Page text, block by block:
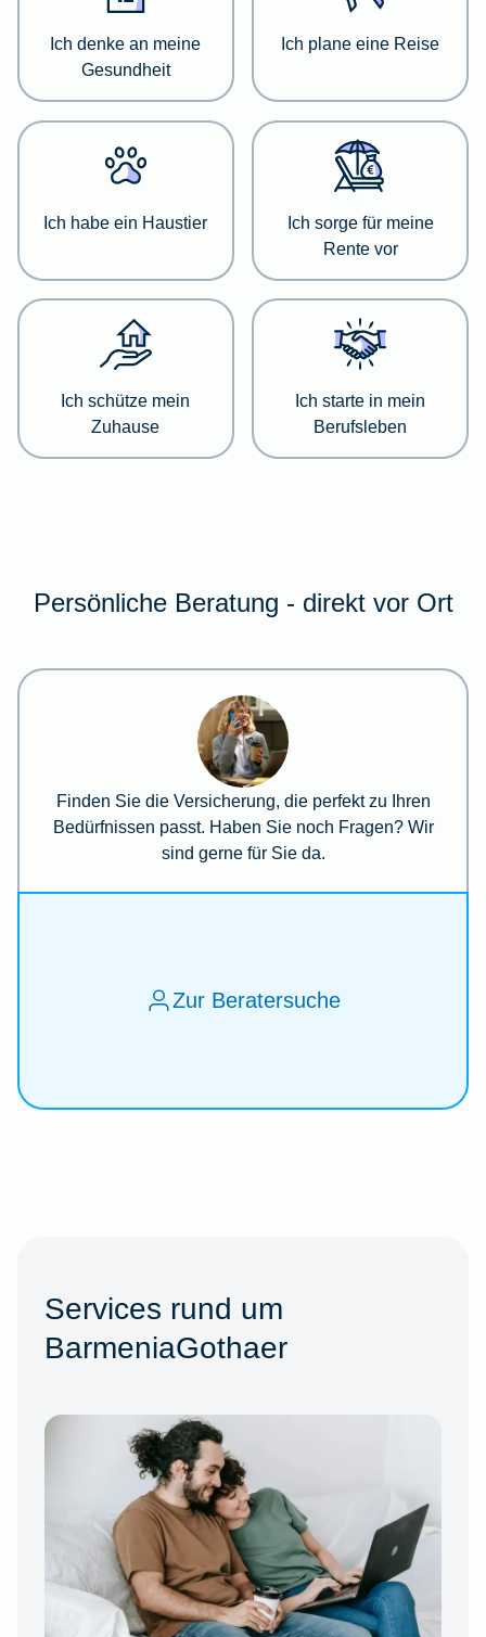
jeweiligen
Kategorie
informieren.
dazu
die
passende
Kategorie
Ich denke an meine
Gesundheit
Ich plane eine Reise
Ich habe ein Haustier
Ich sorge für meine
Rente vor
Ich schütze mein
Zuhause
Ich starte in mein
Berufsleben
Persönliche Beratung - direkt vor Ort
Finden Sie die Versicherung, die perfekt zu Ihren
Bedürfnissen passt. Haben Sie noch Fragen? Wir
sind gerne für Sie da.
Zur Beratersuche
Services rund um
BarmeniaGothaer